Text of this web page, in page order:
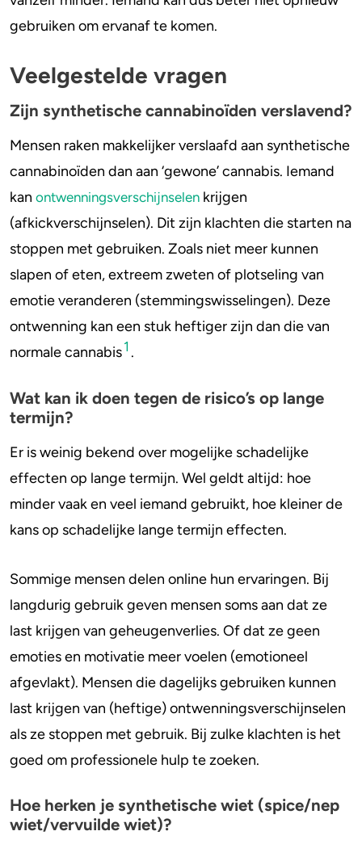
gebruiken om ervanaf te komen.
Veelgestelde vragen
Zijn synthetische cannabinoïden verslavend?
Mensen raken makkelijker verslaafd aan synthetische
cannabinoïden dan aan ‘gewone’ cannabis. Iemand
kan ontwenningsverschijnselen krijgen
(afkickverschijnselen). Dit zijn klachten die starten na
stoppen met gebruiken. Zoals niet meer kunnen
slapen of eten, extreem zweten of plotseling van
emotie veranderen (stemmingswisselingen). Deze
ontwenning kan een stuk heftiger zijn dan die van
normale cannabis1 .
Wat kan ik doen tegen de risico’s op lange
termijn?
Er is weinig bekend over mogelijke schadelijke
effecten op lange termijn. Wel geldt altijd: hoe
minder vaak en veel iemand gebruikt, hoe kleiner de
kans op schadelijke lange termijn effecten.
Sommige mensen delen online hun ervaringen. Bij
langdurig gebruik geven mensen soms aan dat ze
last krijgen van geheugenverlies. Of dat ze geen
emoties en motivatie meer voelen (emotioneel
afgevlakt). Mensen die dagelijks gebruiken kunnen
last krijgen van (heftige) ontwenningsverschijnselen
als ze stoppen met gebruik. Bij zulke klachten is het
goed om professionele hulp te zoeken.
Hoe herken je synthetische wiet (spice/nep
wiet/vervuilde wiet)?